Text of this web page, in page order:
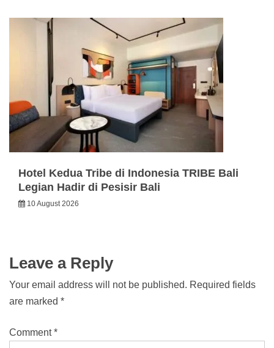
Hotel Kedua Tribe di Indonesia TRIBE Bali
Legian Hadir di Pesisir Bali
10 August 2026
Leave a Reply
Your email address will not be published. Required fields
are marked *
Comment*